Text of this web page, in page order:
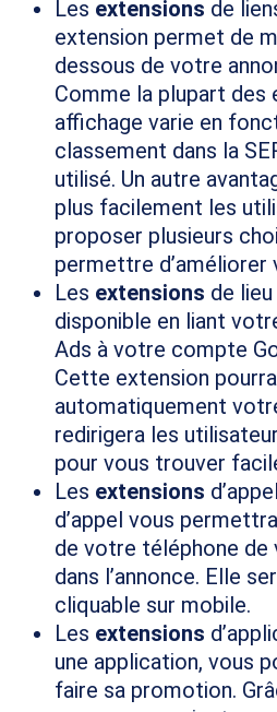
Les extensions de
extension permet de
dessous de votre
Comme la plupart des
affichage varie en
classement dans la
utilisé. Un autre
plus facilement les
proposer plusieurs
permettre
Les extensions de
disponible en liant
Ads à votre compte
Cette extension
automatiquement
redirigera les
pour vous trouver
Les extensions
d’appel vous
de votre téléphone
dans l’annonce. Elle
cliquable sur mobile.
Les extensions
une application, vous
faire sa promotion.